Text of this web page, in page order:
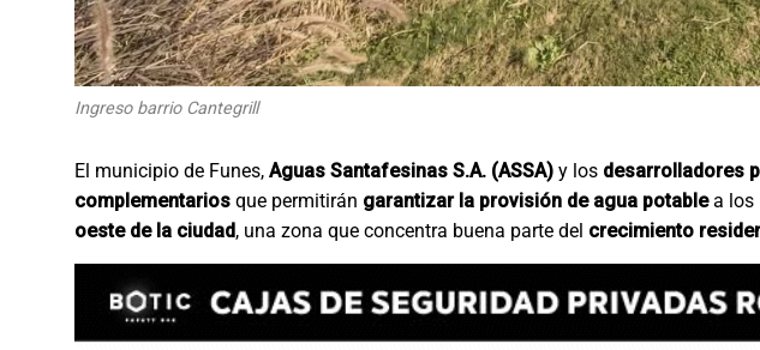
Ingreso barrio Cantegrill
El municipio de Funes, Aguas Santafesinas S.A. (ASSA) y los desarrolladores
complementarios que permitirán garantizar la provisión de agua potablea los
oeste de la ciudad, una zona que concentra buena parte del crecimiento